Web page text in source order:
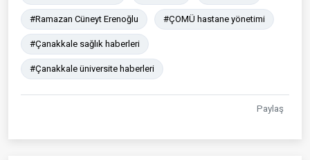
#Ramazan Cüneyt Erenoğlu #ÇOMÜ hastane yönetimi
#Çanakkale sağlık haberleri
#Çanakkale üniversite haberleri
Paylaş